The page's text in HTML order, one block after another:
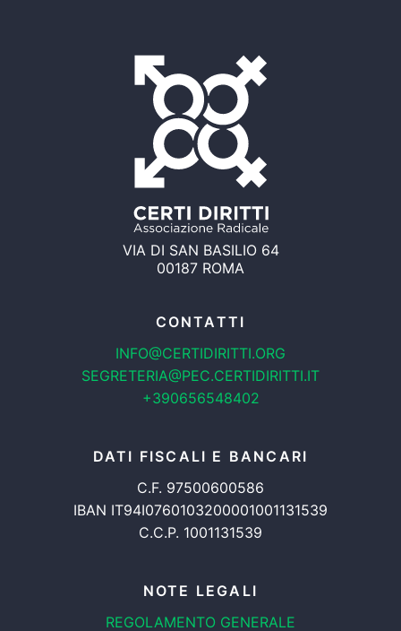
VIA DI SAN BASILIO 64
00187 ROMA
CONTATTI
INFO@CERTIDIRITTI.ORG
SEGRETERIA@PEC.CERTIDIRITTI.IT
+390656548402
DATI FISCALI E BANCARI
C.F. 97500600586
IBAN IT94I0760103200001001131539
C.C.P. 1001131539
NOTE LEGALI
REGOLAMENTO GENERALE